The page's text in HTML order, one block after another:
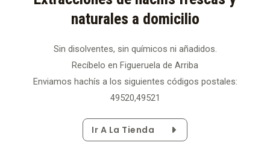
naturales a domicilio
Sin disolventes, sin químicos ni añadidos.
Recíbelo en Figueruela de Arriba
Enviamos hachís a los siguientes códigos postales:
49520,49521
Ir A La Tienda